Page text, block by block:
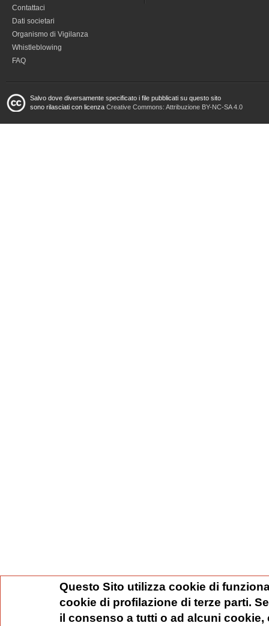
Contattaci
Dati societari
Organismo di Vigilanza
Whistleblowing
FAQ
Salvo dove diversamente specificato i file pubblicati su questo sito
sono rilasciati con licenza Creative Commons: Attribuzione BY-NC-SA 4.0
Questo Sito utilizza cookie di
cookie di profilazione di terze parti.
il consenso a tutti o ad alcuni